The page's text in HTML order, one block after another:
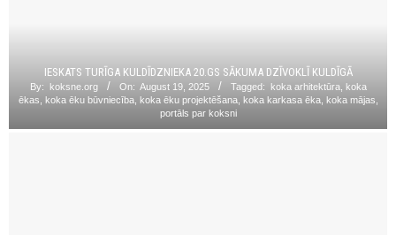
IESKATS TURĪGA KULDĪDZNIEKA 20.GS SĀKUMA DZĪVOKLĪ KULDĪGĀ
By: koksne.org On: August 19, 2025 Tagged: koka arhitektūra
koka
ēkas koka ēku būvniecība, koka ēku projektēšana, koka karkasa ēka, koka mājas
portāls par koksni